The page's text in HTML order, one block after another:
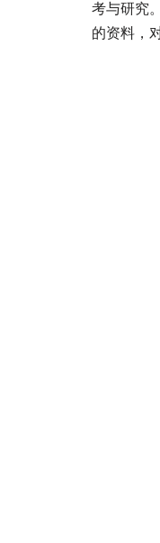
考与研究
的资料，